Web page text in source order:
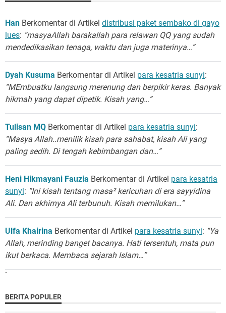
Han Berkomentar di Artikel distribusi paket sembako di gayo
lues: “masyaAllah barakallah para relawan QQ yang sudah
mendedikasikan tenaga, waktu dan juga materinya…”
Dyah Kusuma Berkomentar di Artikel para kesatria sunyi:
“MEmbuatku langsung merenung dan berpikir keras. Banyak
hikmah yang dapat dipetik. Kisah yang…”
Tulisan MQ Berkomentar di Artikel para kesatria sunyi:
“Masya Allah..menilik kisah para sahabat, kisah Ali yang
paling sedih. Di tengah kebimbangan dan…”
Heni Hikmayani Fauzia Berkomentar di Artikel para kesatria
sunyi: “Ini kisah tentang masa² kericuhan di era sayyidina
Ali. Dan akhirnya Ali terbunuh. Kisah memilukan…”
Ulfa Khairina Berkomentar di Artikel para kesatria sunyi: “Ya
Allah, merinding banget bacanya. Hati tersentuh, mata pun
ikut berkaca. Membaca sejarah Islam…”
`
BERITA POPULER